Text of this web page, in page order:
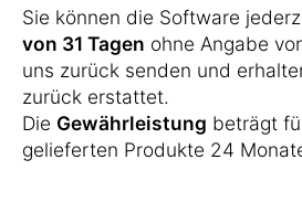
Sie können die Software
von 31 Tagen ohne Angabe
uns zurück senden und
zurück erstattet.
Die Gewährleistung beträgt
gelieferten Produkte 24